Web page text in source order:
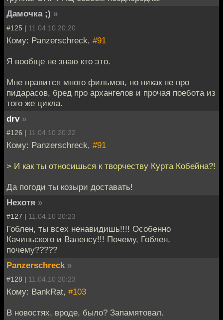
Дамочка ;) »
#125 | 11.04.10 20:20
Кому: Panzerschreck, #91
Я вообще не знаю кто это.
Мне нравится много фильмов, но никак не про
пидарасов, бред про архангелов и прочая поебота из
того же цикла.
drv »
#126 | 11.04.10 20:22
Кому: Panzerschreck, #91
> И как ты относишься к творчеству Курта Кобейна?!
Да погоди ты козыри доставать!
Нехотя »
#127 | 11.04.10 20:23
Гоблен, ты всех ненавидишь!!!! Особенно
Качиньского и Валенсу!!! Почему, Гоблен,
почему?????
Panzerschreck »
#128 | 11.04.10 20:23
Кому: BankRat, #103
В новостях, вроде, было? Запамятовал.